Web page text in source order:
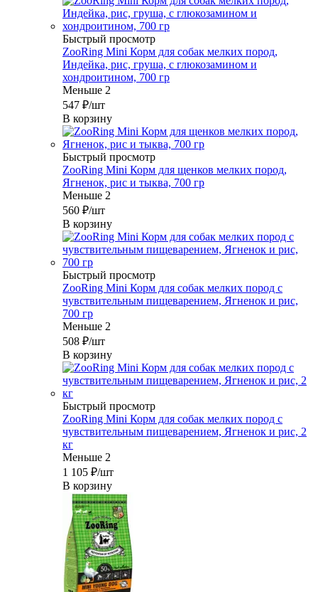
Быстрый просмотр
ZooRing Mini Корм для собак мелких пород,
Индейка, рис, груша, с глюкозамином и
хондроитином, 700 гр
Меньше 2
547 ₽/шт
В корзину
Быстрый просмотр
ZooRing Mini Корм для щенков мелких пород,
Ягненок, рис и тыква, 700 гр
Меньше 2
560 ₽/шт
В корзину
Быстрый просмотр
ZooRing Mini Корм для собак мелких пород с
чувствительным пищеварением, Ягненок и рис,
700 гр
Меньше 2
508 ₽/шт
В корзину
Быстрый просмотр
ZooRing Mini Корм для собак мелких пород с
чувствительным пищеварением, Ягненок и рис, 2
кг
Меньше 2
1 105 ₽/шт
В корзину